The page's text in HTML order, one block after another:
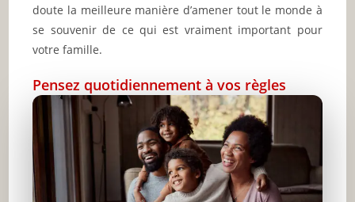
doute la meilleure manière d’amener tout le monde à
se souvenir de ce qui est vraiment important pour
votre famille.
Pensez quotidiennement à vos règles